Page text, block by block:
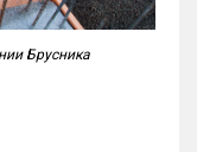
Брусника